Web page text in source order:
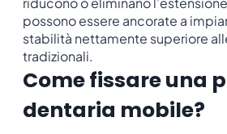
possono essere ancorate a
stabilità nettamente superiore
tradizionali.
Come fissare una
dentaria mobile?